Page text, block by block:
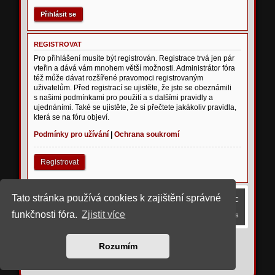
Tato stránka používá cookies k zajištění správné
funkčnosti fóra. Zjistit více
Rozumím
REGISTROVAT
Pro přihlášení musíte být registrován. Registrace trvá jen pár
vteřin a dává vám mnohem větší možnosti. Administrátor fóra
též může dávat rozšířené pravomoci registrovaným
uživatelům. Před registrací se ujistěte, že jste se obeznámili
s našimi podmínkami pro použití a s dalšími pravidly a
ujednáními. Také se ujistěte, že si přečtete jakákoliv pravidla,
která se na fóru objeví.
Podmínky pro užívání |Ochrana soukromí
Registrovat
Obsah fóra Všechny časy jsou v UTC
Smazat cookies
Kontaktujte nás